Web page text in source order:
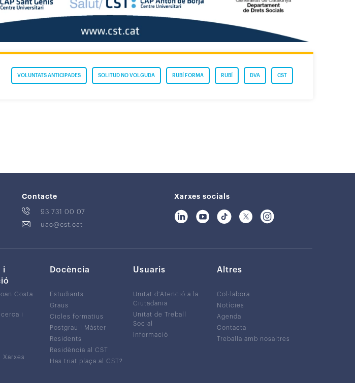
CST
DVA
RUBÍ
RUBÍ FORMA
SOLITUD NO VOLGUDA
VOLUNTATS ANTICIPADES
Contacte
93 731 00 07
uac@cst.cat
Xarxes socials
i
Costa
i
Xarxes
Docència
Estudiants
Graus
Cicles formatius
Postgrau i Màster
Residents
Residència al CST
Has triat plaça al CST?
Usuaris
Unitat d’Atenció a la
Ciutadania
Unitat de Treball
Social
Informació
Altres
Col·labora
Notícies
Agenda
Contacta
Treballa amb nosaltres